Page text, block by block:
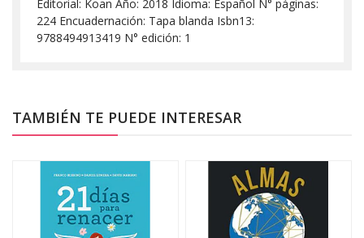
Editorial: Koan Año: 2018 Idioma: Español N° páginas:
224 Encuadernación: Tapa blanda Isbn13:
9788494913419 N° edición: 1
TAMBIÉN TE PUEDE INTERESAR